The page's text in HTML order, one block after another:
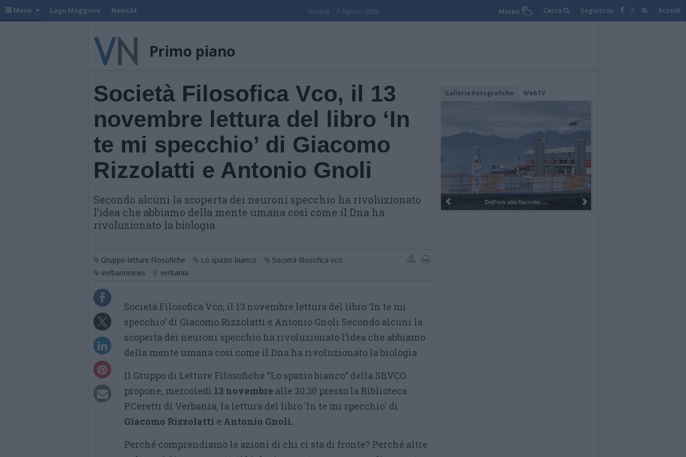
Menù Lago Maggiore News24 Venerdi , 7 Agosto 2026 Meteo Cerca Seguici su Accedi
Primo piano
Società Filosofica Vco, il 13
novembre lettura del libro ‘In
te mi specchio’ di Giacomo
Rizzolatti e Antonio Gnoli
Secondo alcuni la scoperta dei neuroni specchio ha rivoluzionato
l’idea che abbiamo della mente umana così come il Dna ha
rivoluzionato la biologia
Gruppo letture filosofiche Lo spazio bianco
Società filosofica vco
verbanonews
verbania
Società Filosofica Vco, il 13 novembre lettura del libro ‘In te mi
specchio’ di Giacomo Rizzolatti e Antonio Gnoli Secondo alcuni la
scoperta dei neuroni specchio ha rivoluzionato l’idea che abbiamo
della mente umana così come il Dna ha rivoluzionato la biologia
Il Gruppo di Letture Filosofiche “Lo spazio bianco” della SfiVCO
propone, mercoledì 13 novembre alle 20.30 presso la Biblioteca
P.Ceretti di Verbania, la lettura del libro 'In te mi specchio' di
Giacomo Rizzolatti e Antonio Gnoli.
Perché comprendiamo le azioni di chi ci sta di fronte? Perché altre
Gallerie Fotografiche WebTV
Dall’oro alla fiaccola: ...